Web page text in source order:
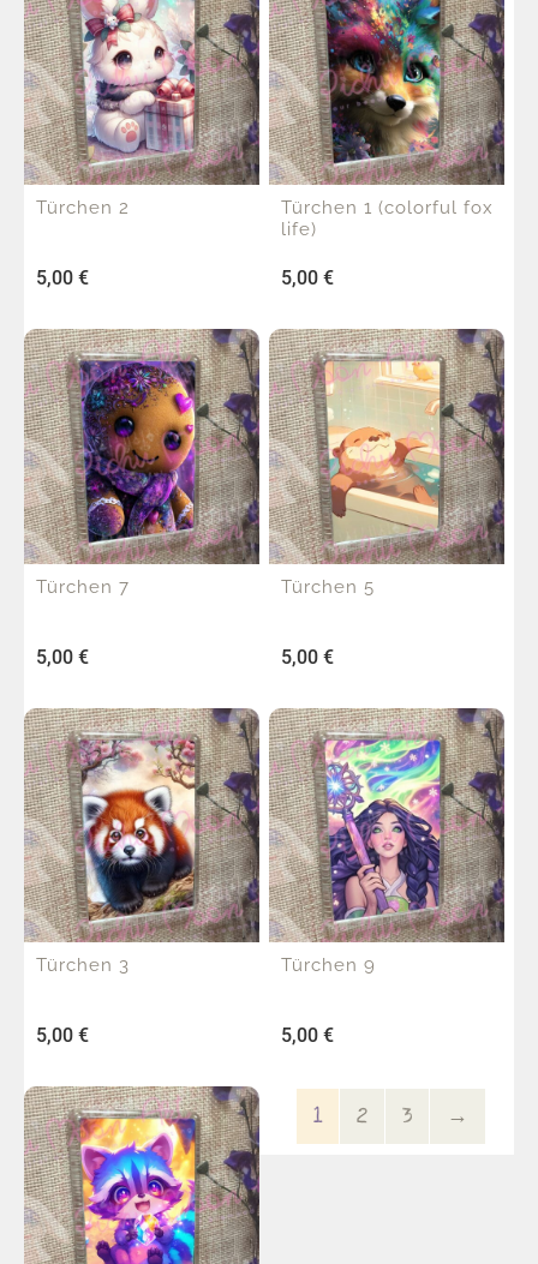
Türchen 2
5,00 €
Türchen 1 (colorful fox
life)
5,00 €
Türchen 7
5,00 €
Türchen 5
5,00 €
Türchen 3
5,00 €
Türchen 9
5,00 €
1 2 3 →